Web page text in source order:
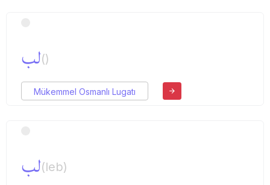
لب()
Mükemmel Osmanlı Lugatı
لب(leb)